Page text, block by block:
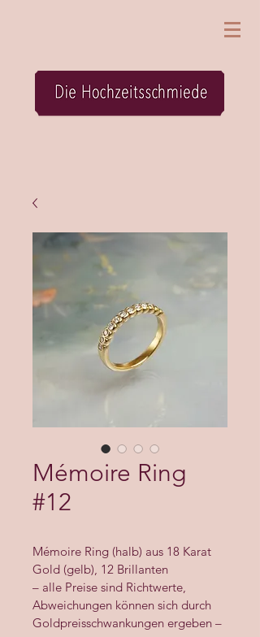
Mémoire Ring
#12
Mémoire Ring (halb) aus 18 Karat
Gold (gelb), 12 Brillanten
– alle Preise sind Richtwerte,
Abweichungen können sich durch
Goldpreisschwankungen ergeben –